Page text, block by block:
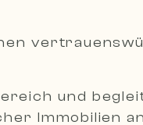
und
Immobilien